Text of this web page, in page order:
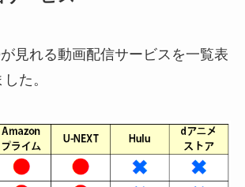
見れる動画配信サービスを一覧表
た。